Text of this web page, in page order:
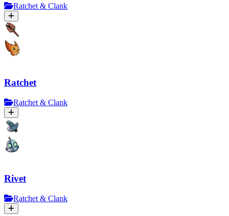
Ratchet & Clank
Ratchet
Ratchet & Clank
Rivet
Ratchet & Clank